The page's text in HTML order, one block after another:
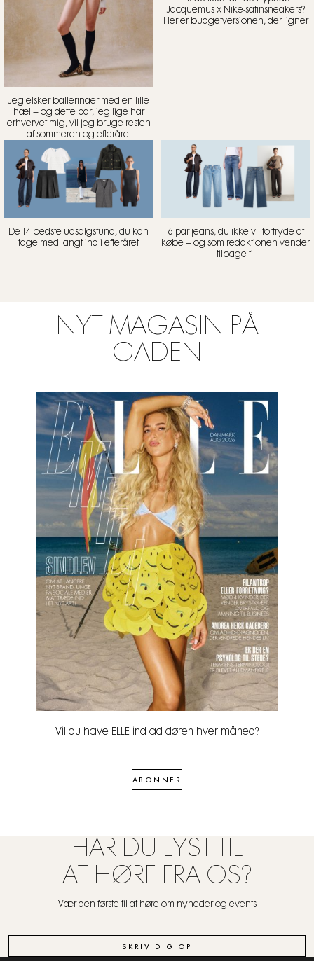
Jeg elsker ballerinaer med en lille
hæl – og dette par, jeg lige har
erhvervet mig, vil jeg bruge resten
af sommeren og efteråret
Jacquemus x Nike-satinsneakers?
Her er budgetversionen, der ligner
De 14 bedste udsalgsfund, du kan
tage med langt ind i efteråret
6 par jeans, du ikke vil fortryde at
købe – og som redaktionen vender
tilbage til
NYT MAGASIN PÅ
GADEN
Vil du have ELLE ind ad døren hver måned?
ABONNER
HAR DU LYST TIL
AT HØRE FRA OS?
Vær den første til at høre om nyheder og events
SKRIV DIG OP